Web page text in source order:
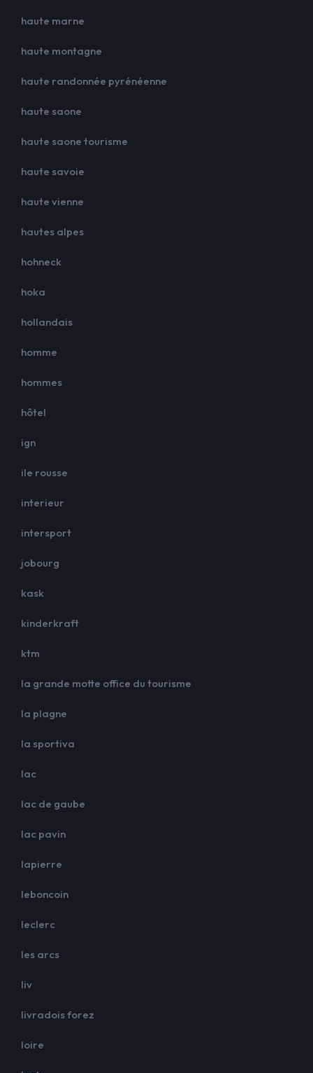
haute marne
haute montagne
haute randonnée pyrénéenne
haute saone
haute saone tourisme
haute savoie
haute vienne
hautes alpes
hohneck
hoka
hollandais
homme
hommes
hôtel
ign
ile rousse
interieur
intersport
jobourg
kask
kinderkraft
ktm
la grande motte office du tourisme
la plagne
la sportiva
lac
lac de gaube
lac pavin
lapierre
leboncoin
leclerc
les arcs
liv
livradois forez
loire